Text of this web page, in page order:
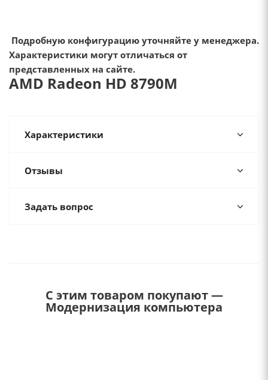
Подробную конфигурацию уточняйте у менеджера.
Характеристики могут отличаться от
представленных на сайте.
AMD Radeon HD 8790M
Характеристики
Отзывы
Задать вопрос
С этим товаром покупают —
Модернизация компьютера